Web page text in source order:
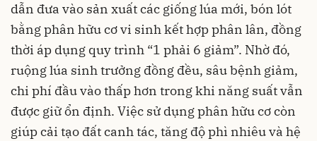
dẫn đưa vào sản xuất các giống lúa mới, bón lót
bằng phân hữu cơ vi sinh kết hợp phân lân, đồng
thời áp dụng quy trình “1 phải 6 giảm”. Nhờ đó,
ruộng lúa sinh trưởng đồng đều, sâu bệnh giảm,
chi phí đầu vào thấp hơn trong khi năng suất vẫn
được giữ ổn định. Việc sử dụng phân hữu cơ còn
giúp cải tạo đất canh tác, tăng độ phì nhiêu và hệ